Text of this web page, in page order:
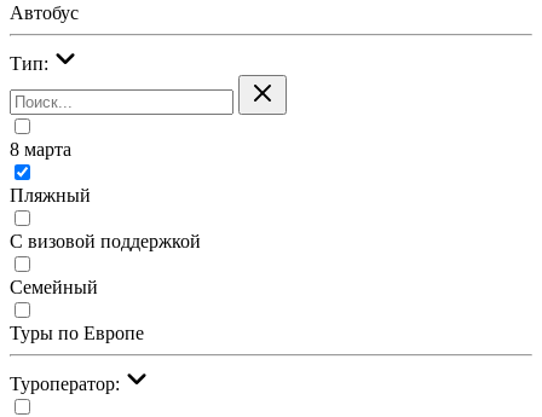
Автобус
Тип:
8 марта
Пляжный
С визовой поддержкой
Семейный
Туры по Европе
Туроператор: